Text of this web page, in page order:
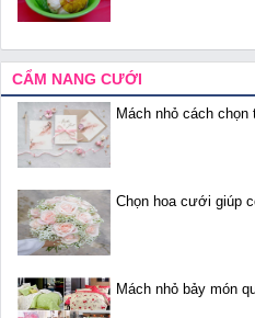
CẨM NANG CƯỚI
Mách nhỏ cách
Chọn hoa cưới giúp
Mách nhỏ bảy món